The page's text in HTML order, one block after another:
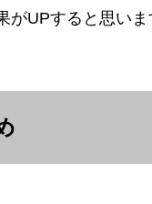
がUPすると思い